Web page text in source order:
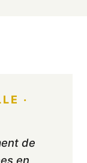
·
de
en